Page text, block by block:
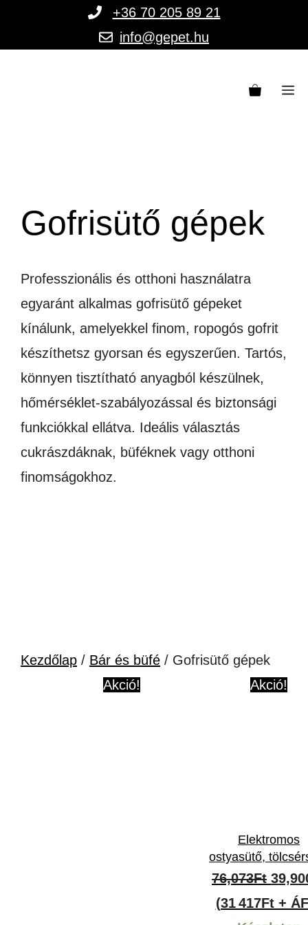
+36 70 205 89 21
info@gepet.hu
Gofrisütő gépek
Professzionális és otthoni használatra
egyaránt alkalmas gofrisütő gépeket
kínálunk, amelyekkel finom, ropogós gofrit
készíthetsz gyorsan és egyszerűen. Tartós,
könnyen tisztítható anyagból készülnek,
hőmérséklet-szabályozással és biztonsági
funkciókkal ellátva. Ideális választás
cukrászdáknak, büféknek vagy otthoni
finomságokhoz.
Kezdőlap / Bár és büfé / Gofrisütő gépek
Akció!
Akció!
Elektromos
ostyasütő,
76,073Ft
price
(31 417Ft +